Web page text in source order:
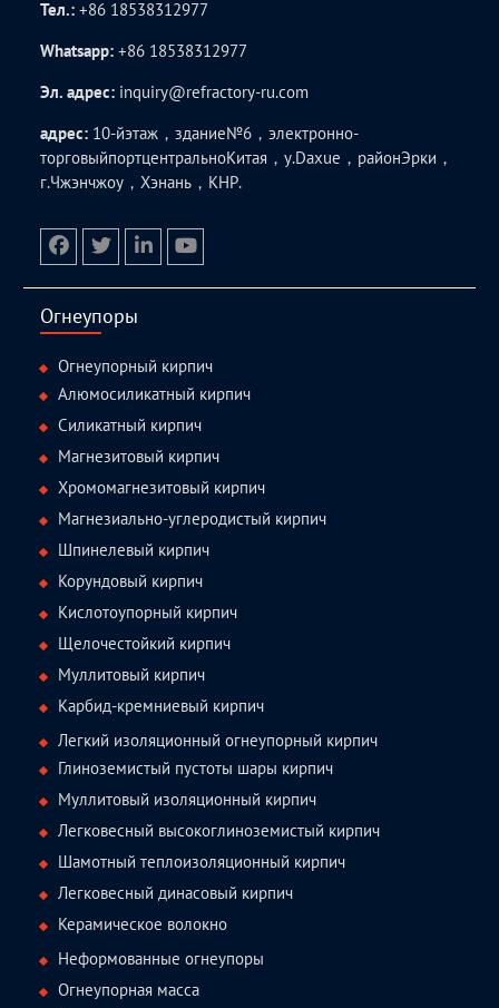
Тел.:+86 18538312977
Whatsapp:+86 18538312977
Эл. адрес: inquiry@refractory-ru.com
адрес: 10-йэтаж，здание№6，электронно-
торговыйпортцентральноКитая，у.Daxue，районЭрки，
г.Чжэнчжоу，Хэнань，КНР.
Огнеупоры
Огнеупорный кирпич
Алюмосиликатный кирпич
Силикатный кирпич
Магнезитовый кирпич
Хромомагнезитовый кирпич
Магнезиально-углеродистый кирпич
Шпинелевый кирпич
Корундовый кирпич
Кислотоупорный кирпич
Щелочестойкий кирпич
Муллитовый кирпич
Карбид-кремниевый кирпич
Легкий изоляционный огнеупорный кирпич
Глиноземистый пустоты шары кирпич
Муллитовый изоляционный кирпич
Легковесный высокоглиноземистый кирпич
Шамотный теплоизоляционный кирпич
Легковесный динасовый кирпич
Керамическое волокно
Неформованные огнеупоры
Огнеупорная масса